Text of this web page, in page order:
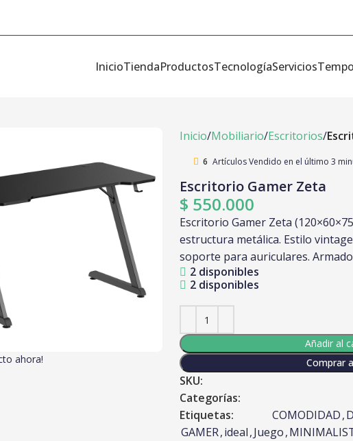
InicioTiendaProductosTecnologíaServicios
para ampliar
ahora!
Inicio Mobiliario Escritorios
6 Artículos Vendido en el último 3
Escritorio Gamer Zeta
$ 550.000
Escritorio Gamer Zeta
estructura metálica. Estilo
soporte para auriculares.
2 disponibles
2 disponibles
Añadir al
Comprar
SKU:
Categorías:
Etiquetas:
COMODIDAD,
GAMER,ideal,Juego,